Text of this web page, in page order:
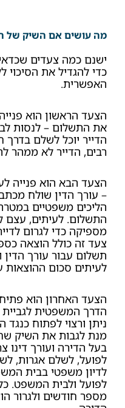
מה עושים אם השיק של
ישנם כמה צעדים
כדי להגדיל את
האפשרית.
הצעד הראשון הוא
את התשלום – לנסות
הדייר יוכל לשלם
רבים, הדייר לא ממהר
הצעד הבא הוא פנייה
– עורך הדין שולח
הליכים משפטיים
התשלום. לעיתים, עצם
מספיקה כדי לגרום
צעד זה כולל הוצאה
תשלום עבור עורך
לעיתים סכום ההוצאות
הצעד האחרון הוא
הדרך המשפטית
ניתן ורצוי לפתוח
מנת לגבות את השיק
בעל הדירה ועורך דינו
לפועל, לשלם אגרות,
לדיון משפטי בבית
לפועל ולבית המשפט.
מספר חודשים ולגרור